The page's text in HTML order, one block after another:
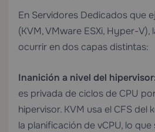
En Servidores Dedicados que
(KVM, VMware ESXi, Hyper-V),
ocurrir en dos capas distintas:
Inanición a nivel del
es privada de ciclos de CPU
hipervisor. KVM usa el CFS del
la planificación de vCPU, lo